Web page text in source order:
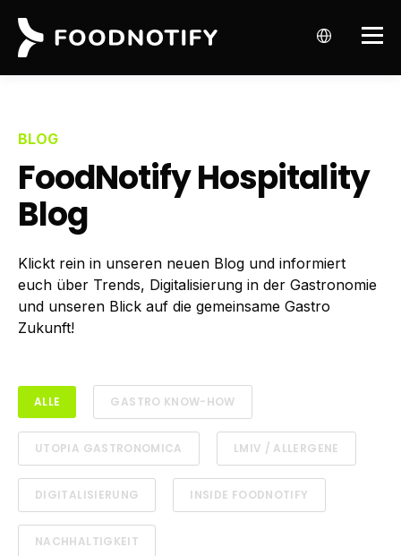
BLOG
FoodNotify Hospitality
Blog
Klickt rein in unseren neuen Blog und informiert
euch über Trends, Digitalisierung in der Gastronomie
und unseren Blick auf die gemeinsame Gastro
Zukunft!
ALLE GASTRO KNOW-HOW
UTOPIA GASTRONOMICA LMIV / ALLERGENE
DIGITALISIERUNG INSIDE FOODNOTIFY
NACHHALTIGKEIT